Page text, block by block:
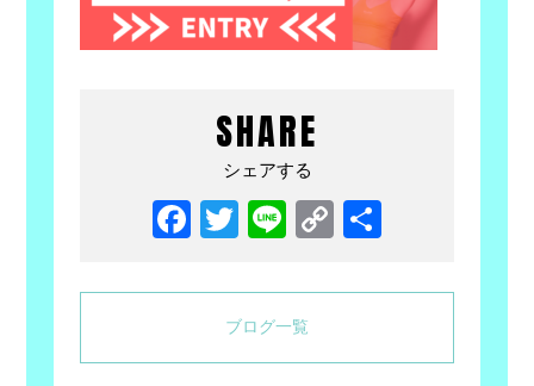
SHARE
シェアする
Facebook
Twitter
LineCopy
ブログ一覧